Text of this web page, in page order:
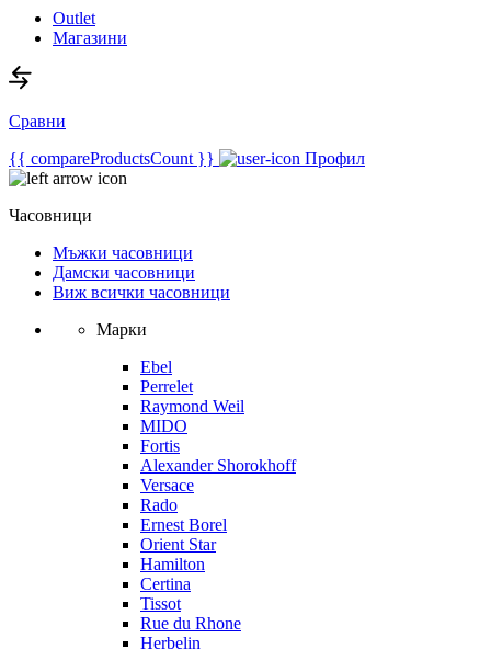
Outlet
Магазини
Сравни
{{ compareProductsCount }}
Профил
Часовници
Мъжки часовници
Дамски часовници
Виж всички часовници
Марки
Ebel
Perrelet
Raymond Weil
MIDO
Fortis
Alexander Shorokhoff
Versace
Rado
Ernest Borel
Orient Star
Hamilton
Certina
Tissot
Rue du Rhone
Herbelin